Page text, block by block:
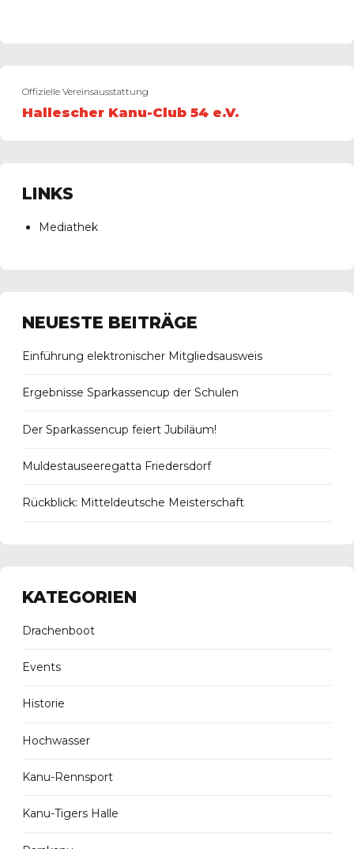
Offizielle Vereinsausstattung
Hallescher Kanu-Club 54 e.V.
LINKS
Mediathek
NEUESTE BEITRÄGE
Einführung elektronischer Mitgliedsausweis
Ergebnisse Sparkassencup der Schulen
Der Sparkassencup feiert Jubiläum!
Muldestauseeregatta Friedersdorf
Rückblick: Mitteldeutsche Meisterschaft
KATEGORIEN
Drachenboot
Events
Historie
Hochwasser
Kanu-Rennsport
Kanu-Tigers Halle